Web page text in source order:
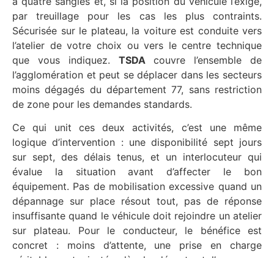
par treuillage pour les cas les plus contraints.
Sécurisée sur le plateau, la voiture est conduite vers
l’atelier de votre choix ou vers le centre technique
que vous indiquez. TSDAcouvre l’ensemble de
l’agglomération et peut se déplacer dans les secteurs
moins dégagés du département 77, sans restriction
de zone pour les demandes standards.
Ce qui unit ces deux activités, c’est une même
logique d’intervention : une disponibilité sept jours
sur sept, des délais tenus, et un interlocuteur qui
évalue la situation avant d’affecter le bon
équipement. Pas de mobilisation excessive quand un
dépannage sur place résout tout, pas de réponse
insuffisante quand le véhicule doit rejoindre un atelier
sur plateau. Pour le conducteur, le bénéfice est
concret : moins d’attente, une prise en charge